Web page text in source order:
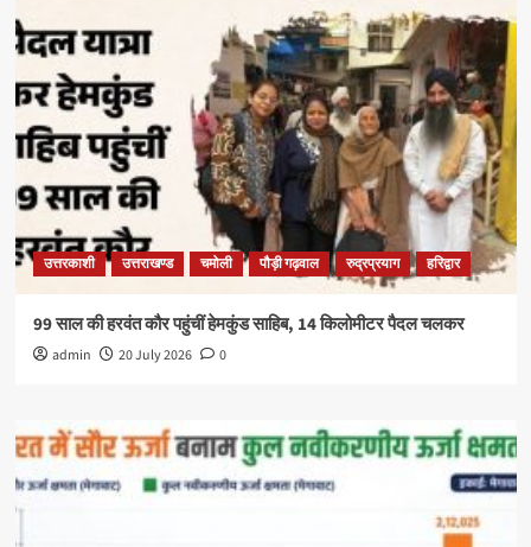
उत्तरकाशी उत्तराखण्ड चमोली पौड़ी गढ़वाल रुद्रप्रयाग हरिद्वार
99 साल की हरवंत कौर पहुंचीं हेमकुंड साहिब, 14 किलोमीटर पैदल चलकर
admin 20 July 2026 0